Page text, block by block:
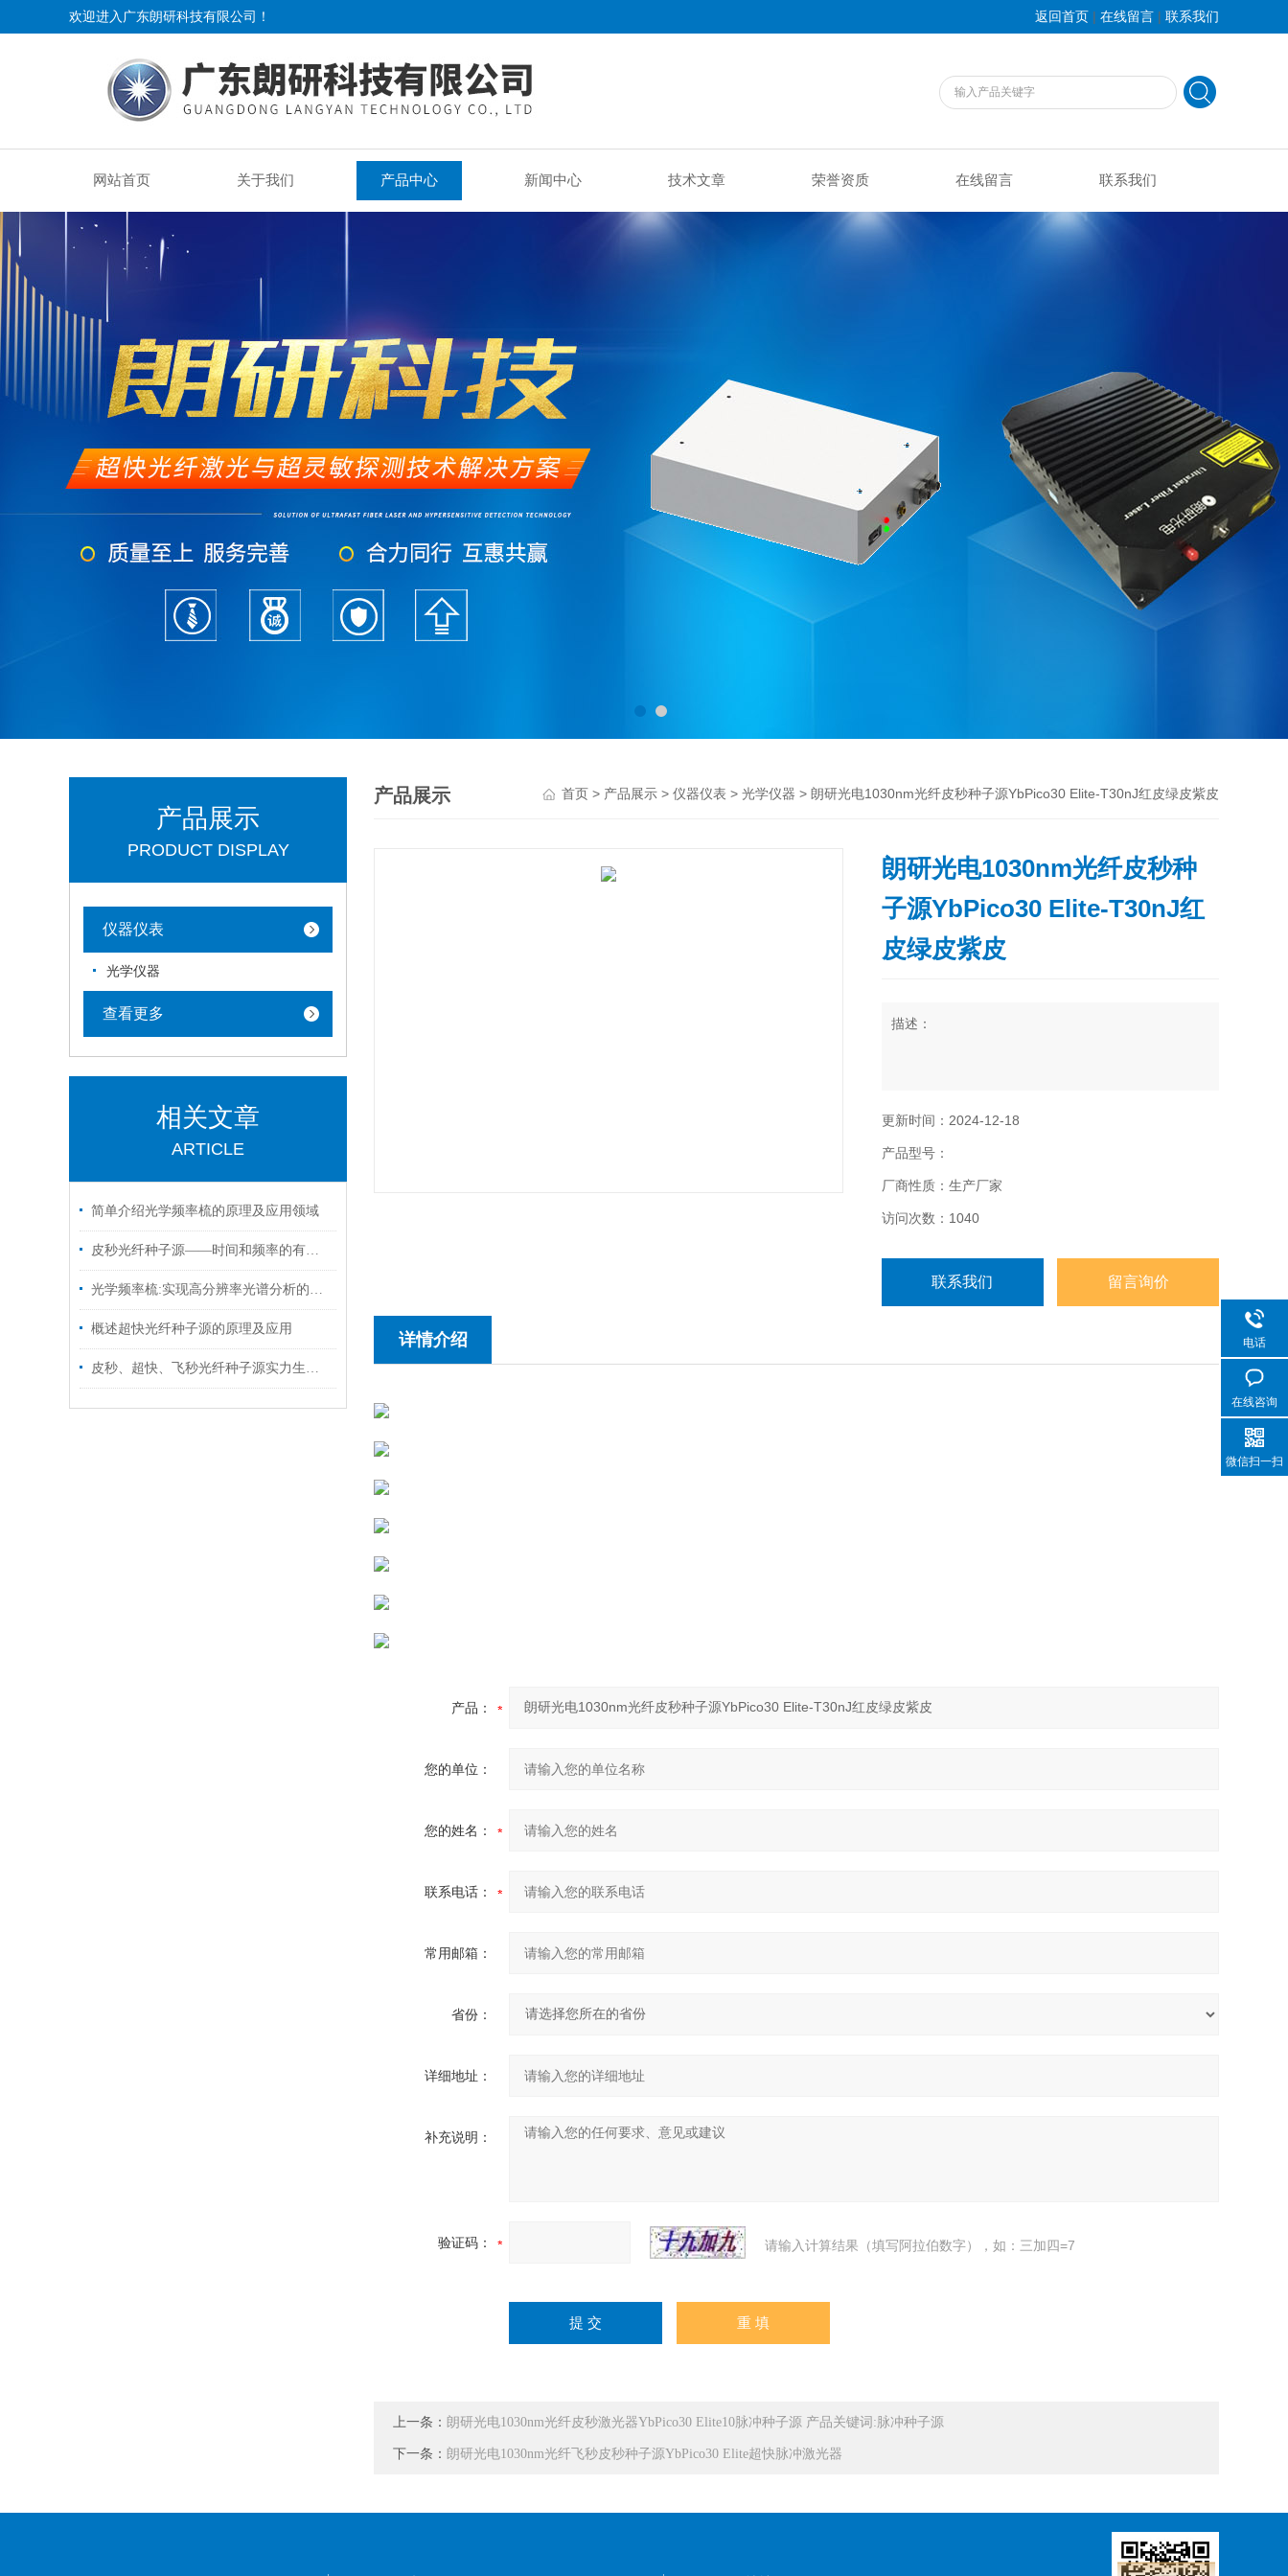
欢迎进入广东朗研科技有限公司！ 返回首页 | 在线留言 | 联系我们
网站首页 关于我们 产品中心 新闻中心 技术文章 荣誉资质 在线留言 联系我们
产品展示 首页 > 产品展示 > 仪器仪表 > 光学仪器 > 朗研光电1030nm光纤皮秒种子源YbPico30 Elite-T30nJ红皮绿皮紫皮
朗研光电1030nm光纤皮秒种
子源YbPico30 Elite-T30nJ红
皮绿皮紫皮
描述：
更新时间：2024-12-18
产品型号：
厂商性质：生产厂家
访问次数：1040
联系我们 留言询价
详情介绍
产品：
您的单位：
您的姓名：
联系电话：
常用邮箱：
省份：
详细地址：
补充说明：
验证码： 请输入计算结果（填写阿拉伯数字），如：三加四=7
上一条： 朗研光电1030nm光纤皮秒激光器YbPico30 Elite10脉冲种子源 产品关键词:脉冲种子源
下一条： 朗研光电1030nm光纤飞秒皮秒种子源YbPico30 Elite超快脉冲激光器
产品展示
PRODUCT DISPLAY
仪器仪表
光学仪器
查看更多
相关文章
ARTICLE
简单介绍光学频率梳的原理及应用领域
皮秒光纤种子源——时间和频率的有效结合
光学频率梳:实现高分辨率光谱分析的仪器
概述超快光纤种子源的原理及应用
皮秒、超快、飞秒光纤种子源实力生产商：国产之光广东朗研科技解析
电话
在线咨询
微信扫一扫